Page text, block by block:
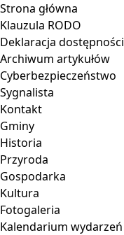
Strona główna
Klauzula RODO
Deklaracja dostępności
Archiwum artykułów
Cyberbezpieczeństwo
Sygnalista
Kontakt
Gminy
Historia
Przyroda
Gospodarka
Kultura
Fotogaleria
Kalendarium wydarzeń